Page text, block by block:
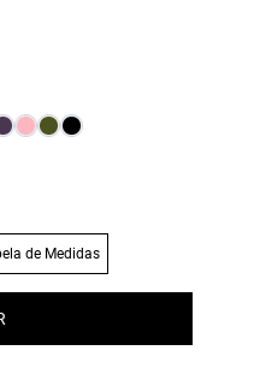
de Medidas